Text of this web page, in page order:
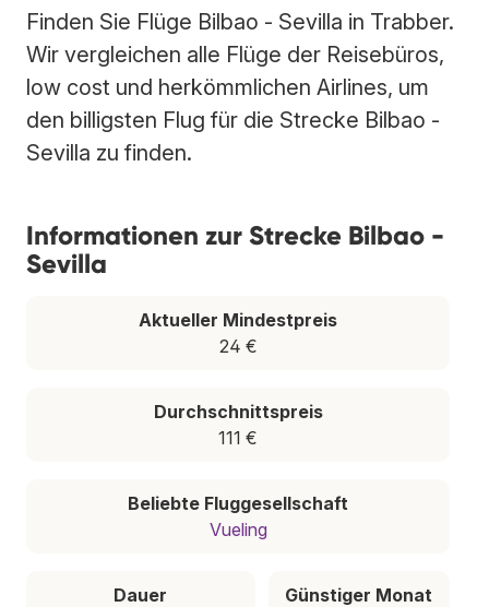
Finden Sie Flüge Bilbao - Sevilla in Trabber.
Wir vergleichen alle Flüge der Reisebüros,
low cost und herkömmlichen Airlines, um
den billigsten Flug für die Strecke Bilbao -
Sevilla zu finden.
Informationen zur Strecke Bilbao -
Sevilla
Aktueller Mindestpreis
24 €
Durchschnittspreis
111 €
Beliebte Fluggesellschaft
Vueling
Dauer
Günstiger Monat